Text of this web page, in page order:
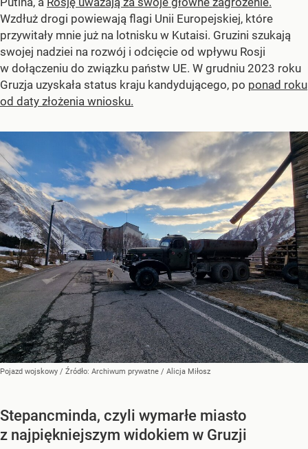
Wzdłuż drogi powiewają flagi Unii Europejskiej, które
przywitały mnie już na lotnisku w Kutaisi. Gruzini szukają
swojej nadziei na rozwój i odcięcie od wpływu Rosji
w dołączeniu do związku państw UE. W grudniu 2023 roku
Gruzja uzyskała status kraju kandydującego, po ponad roku
od daty złożenia wniosku.
Pojazd wojskowy / Źródło: Archiwum prywatne / Alicja Miłosz
Stepancminda, czyli wymarłe miasto
z najpiękniejszym widokiem w Gruzji